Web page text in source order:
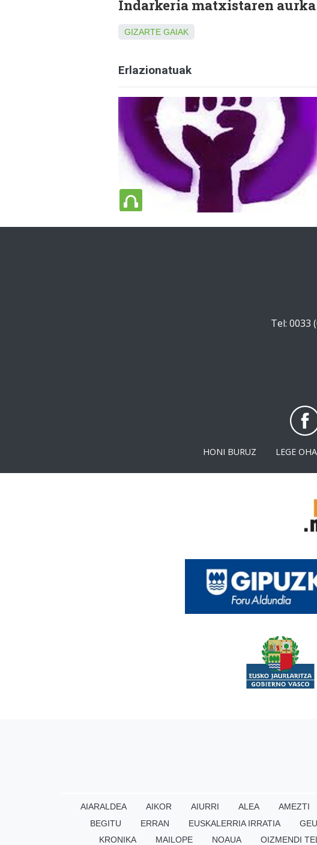
Indarkeria matxistaren
GIZARTE GAIAK
Erlazionatuak
Tel: 0033
HONI BURUZ LEGE
AIARALDEA AIKOR AIURRI ALEA AMEZTI
BEGITU
ERRAN EUSKALERRIA IRRATIA
KRONIKA
MAILOPE NOAUA OIZMENDI